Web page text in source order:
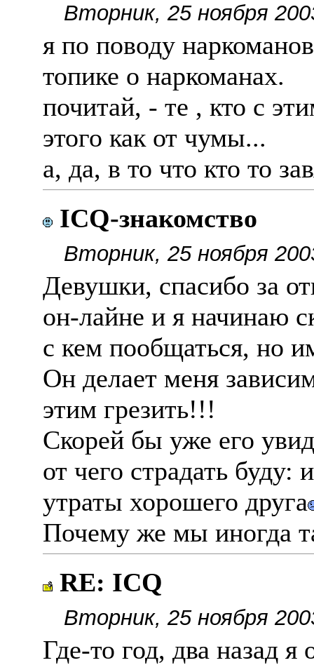
Вторник, 25 ноября
я по поводу
топике о наркоманах.
почитай, - те , кто с
этого как от чумы...
а, да, в то что кто то
ICQ-знакомство
Вторник, 25 ноября
Девушки, спасибо за
он-лайне и я начинаю
с кем пообщаться, но
Он делает меня
этим грезить!!!
Скорей бы уже его
от чего страдать
утраты хорошего друга
Почему же мы иногда
RE: ICQ
Вторник, 25 ноября
Где-то год, два назад я